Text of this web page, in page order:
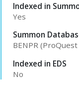
Indexed in
Yes
Summon
BENPR
Indexed in EDS
No